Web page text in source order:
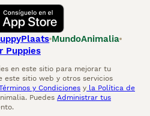
MundoAnimalia
Puppies
en este sitio para mejorar tu
este sitio web y otros servicios
y Condiciones y la Política de
Puedes Administrar tus